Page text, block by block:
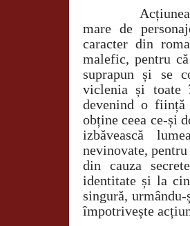
mare de
caracter din
malefic, pentru
suprapun și se
viclenia și toate
devenind o
obține ceea ce-și
izbăvească
nevinovate,
din cauza
identitate și la
singură,
împotrivește